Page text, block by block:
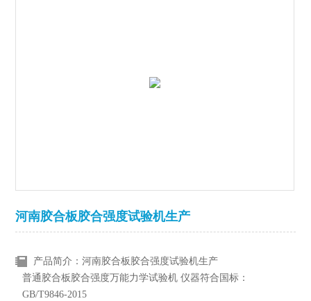
河南胶合板胶合强度试验机生产
产品简介：河南胶合板胶合强度试验机生产
普通胶合板胶合强度万能力学试验机 仪器符合国标：
GB/T9846-2015